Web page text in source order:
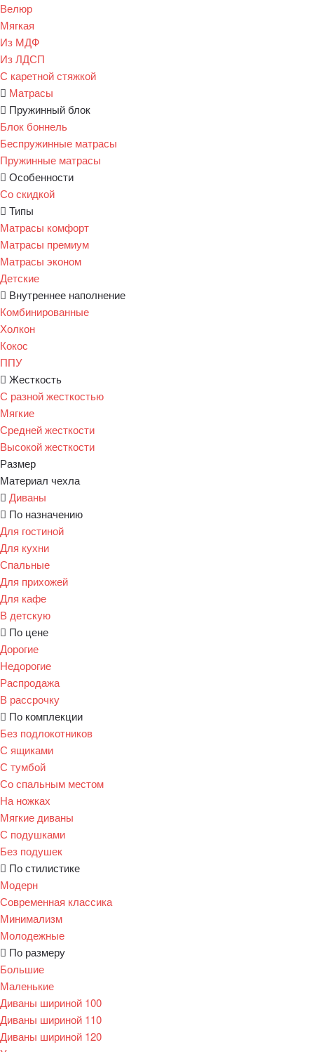
Велюр
Мягкая
Из МДФ
Из ЛДСП
С каретной стяжкой
Матрасы
Пружинный блок
Блок боннель
Беспружинные матрасы
Пружинные матрасы
Особенности
Со скидкой
Типы
Матрасы комфорт
Матрасы премиум
Матрасы эконом
Детские
Внутреннее наполнение
Комбинированные
Холкон
Кокос
ППУ
Жесткость
С разной жесткостью
Мягкие
Средней жесткости
Высокой жесткости
Размер
Материал чехла
Диваны
По назначению
Для гостиной
Для кухни
Спальные
Для прихожей
Для кафе
В детскую
По цене
Дорогие
Недорогие
Распродажа
В рассрочку
По комплекции
Без подлокотников
С ящиками
С тумбой
Со спальным местом
На ножках
Мягкие диваны
С подушками
Без подушек
По стилистике
Модерн
Современная классика
Минимализм
Молодежные
По размеру
Большие
Маленькие
Диваны шириной 100
Диваны шириной 110
Диваны шириной 120